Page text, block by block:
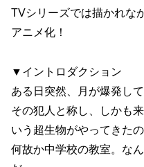
TVシリーズでは描かれな
アニメ化！
▼イントロダクション
ある日突然、月が爆発し
その犯人と称し、しかも
いう超生物がやってきたの
何故か中学校の教室。な